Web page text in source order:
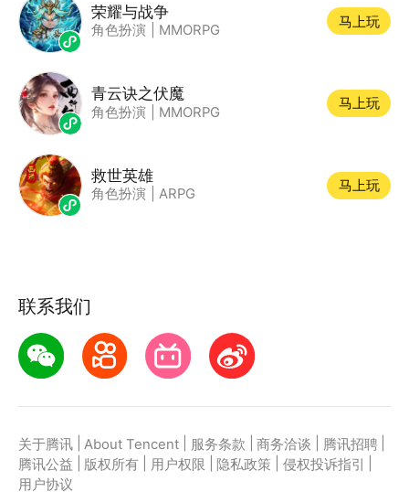
荣耀与战争
角色扮演 MMORPG
马上玩
青云诀之伏魔
角色扮演 MMORPG
马上玩
救世英雄
角色扮演 ARPG
马上玩
联系我们
关于腾讯 About Tencent 服务条款 商务洽谈 腾讯招聘
腾讯公益
版权所有 用户权限 隐私政策 侵权投诉指引
用户协议